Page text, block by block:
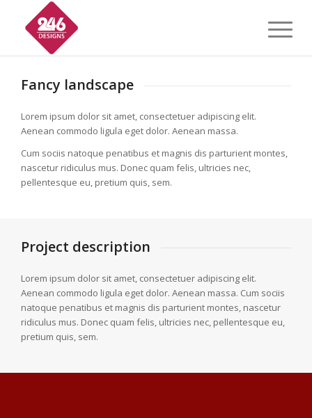
Fancy landscape
Lorem ipsum dolor sit amet, consectetuer adipiscing elit.
Aenean commodo ligula eget dolor. Aenean massa.
Cum sociis natoque penatibus et magnis dis parturient montes,
nascetur ridiculus mus. Donec quam felis, ultricies nec,
pellentesque eu, pretium quis, sem.
Project description
Lorem ipsum dolor sit amet, consectetuer adipiscing elit.
Aenean commodo ligula eget dolor. Aenean massa. Cum sociis
natoque penatibus et magnis dis parturient montes, nascetur
ridiculus mus. Donec quam felis, ultricies nec, pellentesque eu,
pretium quis, sem.